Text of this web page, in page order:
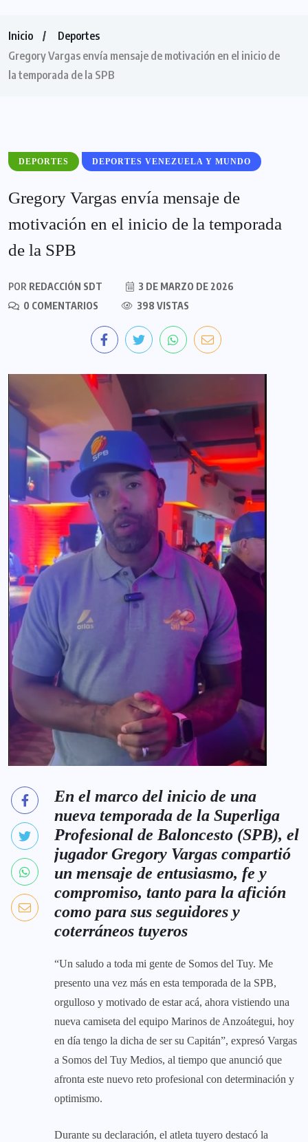
Inicio
Deportes
Gregory Vargas envía mensaje de motivación en el inicio de
la temporada de la SPB
DEPORTES DEPORTES VENEZUELA Y MUNDO
Gregory Vargas envía mensaje de
motivación en el inicio de la temporada
de la SPB
POR REDACCIÓN SDT
3 DE MARZO DE 2026
0 COMENTARIOS
398 VISTAS
En el marco del inicio de una
nueva temporada de la Superliga
Profesional de Baloncesto (SPB), el
jugador Gregory Vargas compartió
un mensaje de entusiasmo, fe y
compromiso, tanto para la afición
como para sus seguidores y
coterráneos tuyeros
“Un saludo a toda mi gente de Somos del Tuy. Me
presento una vez más en esta temporada de la SPB,
orgulloso y motivado de estar acá, ahora vistiendo una
nueva camiseta del equipo Marinos de Anzoátegui, hoy
en día tengo la dicha de ser su Capitán”, expresó Vargas
a Somos del Tuy Medios, al tiempo que anunció que
afronta este nuevo reto profesional con determinación y
optimismo.
Durante su declaración, el atleta tuyero destacó la